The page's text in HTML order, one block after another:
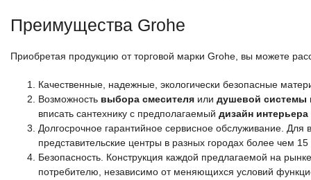
Преимущества Grohe
Приобретая продукцию от торговой марки Grohe, вы можете
Качественные, надежные, экологически безопасные
Возможность выбора смесителя или душевой системы
вписать сантехнику с предполагаемый дизайн
Долгосрочное гарантийное сервисное обслуживание.
представительские центры в разных городах более чем 15
Безопасность. Конструкция каждой предлагаемой на
потребителю, независимо от меняющихся условий